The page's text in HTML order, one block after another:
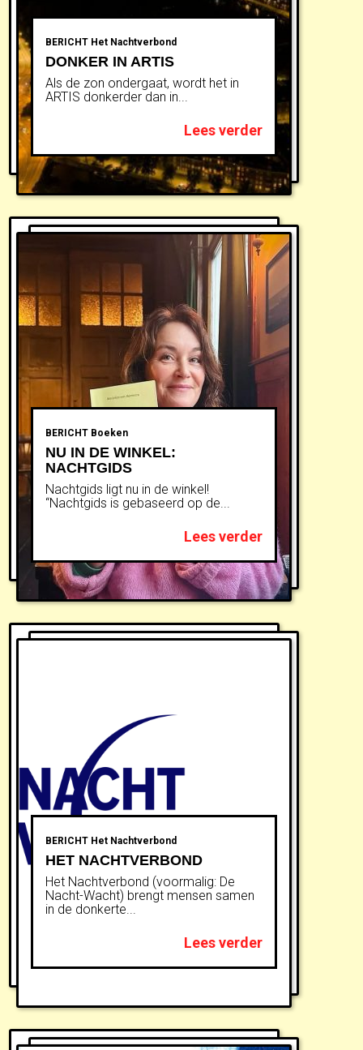
BERICHT Het Nachtverbond
DONKER IN ARTIS
Als de zon ondergaat, wordt het in
ARTIS donkerder dan in...
Lees verder
BERICHT Boeken
NU IN DE WINKEL:
NACHTGIDS
Nachtgids ligt nu in de winkel!
“Nachtgids is gebaseerd op de...
Lees verder
BERICHT Het Nachtverbond
HET NACHTVERBOND
Het Nachtverbond (voormalig: De
Nacht-Wacht) brengt mensen samen
in de donkerte...
Lees verder